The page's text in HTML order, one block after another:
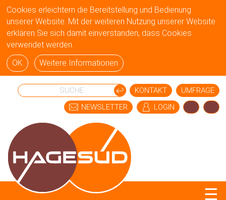
Cookies erleichtern die Bereitstellung und Bedienung
unserer Website. Mit der weiteren Nutzung unserer Website
erklären Sie sich damit einverstanden, dass Cookies
verwendet werden.
OK
Weitere Informationen
KONTAKT
UMFRAGE
NEWSLETTER
LOGIN